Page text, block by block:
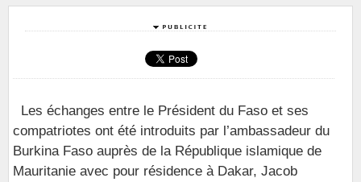
Les échanges entre le Président du Faso et ses
compatriotes ont été introduits par l’ambassadeur du
Burkina Faso auprès de la République islamique de
Mauritanie avec pour résidence à Dakar, Jacob